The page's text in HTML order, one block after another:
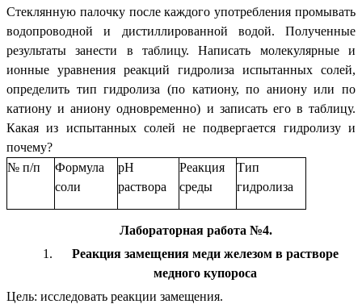
Стеклянную палочку после каждого употребления промывать
водопроводной и дистиллированной водой. Полученные
результаты занести в таблицу. Написать молекулярные и
ионные уравнения реакций гидролиза испытанных солей,
определить тип гидролиза (по катиону, по аниону или по
катиону и аниону одновременно) и записать его в таблицу.
Какая из испытанных солей не подвергается гидролизу и
почему?
№ п/п
Формула
соли
рН
раствора
Реакция
среды
Тип
гидролиза
Лабораторная работа №4.
Реакция замещения меди железом в растворе
медного купороса
Цель: исследовать реакции замещения.